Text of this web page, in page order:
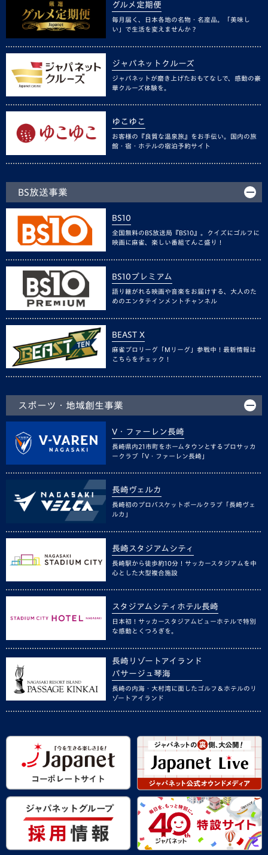
グルメ定期便
毎月届く、日本各地の名物・名産品。「美味し
い」で生活を変えませんか？
ジャパネットクルーズ
ジャパネットが磨き上げたおもてなしで、感動の豪
華クルーズ体験を。
ゆこゆこ
お客様の『良質な温泉旅』をお手伝い。国内の旅
館・宿・ホテルの宿泊予約サイト
BS放送事業
BS10
全国無料のBS放送局『BS10』。クイズにゴルフに
映画に麻雀、楽しい番組てんこ盛り！
BS10プレミアム
語り継がれる映画や音楽をお届けする、大人のた
めのエンタテインメントチャンネル
BEAST X
麻雀プロリーグ「Mリーグ」参戦中！最新情報は
こちらをチェック！
スポーツ・地域創生事業
V・ファーレン長崎
長崎県内21市町をホームタウンとするプロサッカ
ークラブ「V・ファーレン長崎」
長崎ヴェルカ
長崎初のプロバスケットボールクラブ「長崎ヴェ
ルカ」
長崎スタジアムシティ
長崎駅から徒歩約10分！サッカースタジアムを中
心とした大型複合施設
スタジアムシティホテル長崎
日本初！サッカースタジアムビューホテルで特別
な感動とくつろぎを。
長崎リゾートアイランド
パサージュ琴海
長崎の内海・大村湾に面したゴルフ＆ホテルのリ
ゾートアイランド